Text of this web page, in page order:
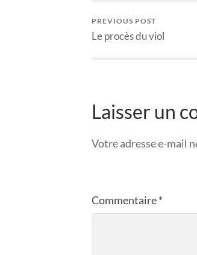
PREVIOUS POST
Le procès du viol
Laisser un
Votre adresse e-mail
Commentaire*